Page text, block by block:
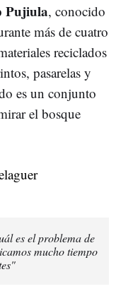
Pujiula, conocido
más de cuatro
reciclados
pasarelas y
es un conjunto
el bosque
es el problema de
mucho tiempo